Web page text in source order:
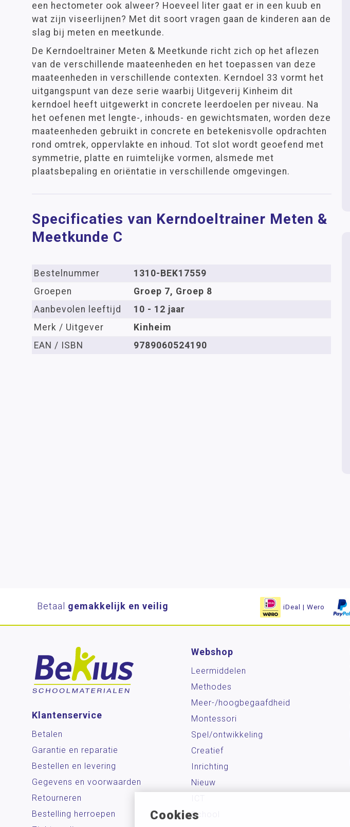
Cookies
een hectometer ook alweer? Hoeveel liter gaat er in een kuub en
wat zijn viseerlijnen? Met dit soort vragen gaan de kinderen aan de
slag bij meten en meetkunde.
De Kerndoeltrainer Meten & Meetkunde richt zich op het aflezen
van de verschillende maateenheden en het toepassen van deze
maateenheden in verschillende contexten. Kerndoel 33 vormt het
uitgangspunt van deze serie waarbij Uitgeverij Kinheim dit
kerndoel heeft uitgewerkt in concrete leerdoelen per niveau. Na
het oefenen met lengte-, inhouds- en gewichtsmaten, worden deze
maateenheden gebruikt in concrete en betekenisvolle opdrachten
rond omtrek, oppervlakte en inhoud. Tot slot wordt geoefend met
symmetrie, platte en ruimtelijke vormen, alsmede met
plaatsbepaling en oriëntatie in verschillende omgevingen.
Specificaties van Kerndoeltrainer Meten &
Meetkunde C
Bestelnummer
1310-BEK17559
Groepen
Groep 7, Groep 8
Aanbevolen leeftijd
10 - 12 jaar
Merk / Uitgever
Kinheim
EAN / ISBN
9789060524190
Betaal gemakkelijk en veilig iDeal | Wero
Klantenservice
Betalen
Garantie en reparatie
Bestellen en levering
Gegevens en voorwaarden
Retourneren
Bestelling herroepen
Webshop
Leermiddelen
Methodes
Meer-/hoog­begaafdheid
Montessori
Spel/ontwikkeling
Creatief
Inrichting
Nieuw
School